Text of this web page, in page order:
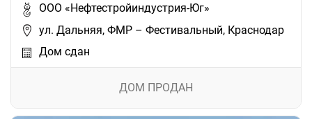
ООО «Нефтестройиндустрия-Юг»
ул. Дальняя, ФМР – Фестивальный, Краснодар
Дом сдан
ДОМ ПРОДАН